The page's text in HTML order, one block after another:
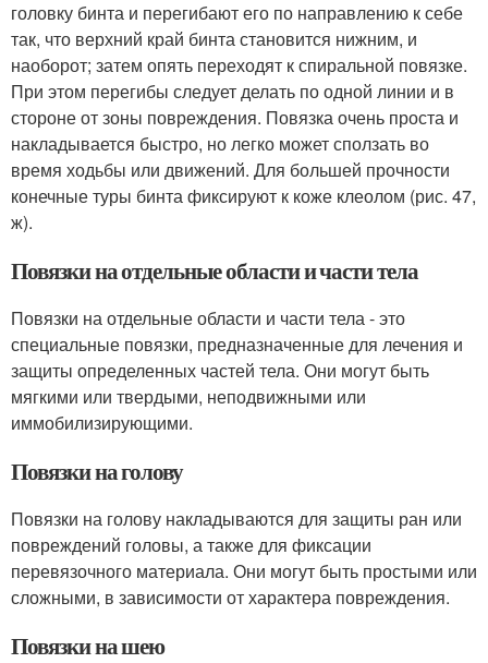
головку бинта и перегибают его по направлению к себе
так, что верхний край бинта становится нижним, и
наоборот; затем опять переходят к спиральной повязке.
При этом перегибы следует делать по одной линии и в
стороне от зоны повреждения. Повязка очень проста и
накладывается быстро, но легко может сползать во
время ходьбы или движений. Для большей прочности
конечные туры бинта фиксируют к коже клеолом (рис. 47,
ж).
Повязки на отдельные области и части тела
Повязки на отдельные области и части тела - это
специальные повязки, предназначенные для лечения и
защиты определенных частей тела. Они могут быть
мягкими или твердыми, неподвижными или
иммобилизирующими.
Повязки на голову
Повязки на голову накладываются для защиты ран или
повреждений головы, а также для фиксации
перевязочного материала. Они могут быть простыми или
сложными, в зависимости от характера повреждения.
Повязки на шею